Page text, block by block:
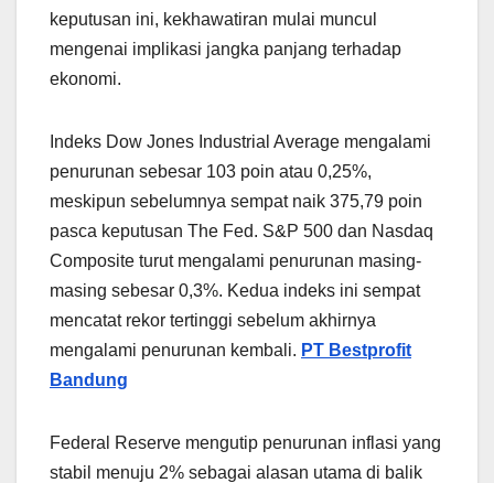
keputusan ini, kekhawatiran mulai muncul
mengenai implikasi jangka panjang terhadap
ekonomi.
Indeks Dow Jones Industrial Average mengalami
penurunan sebesar 103 poin atau 0,25%,
meskipun sebelumnya sempat naik 375,79 poin
pasca keputusan The Fed. S&P 500 dan Nasdaq
Composite turut mengalami penurunan masing-
masing sebesar 0,3%. Kedua indeks ini sempat
mencatat rekor tertinggi sebelum akhirnya
mengalami penurunan kembali. PT Bestprofit
Bandung
Federal Reserve mengutip penurunan inflasi yang
stabil menuju 2% sebagai alasan utama di balik